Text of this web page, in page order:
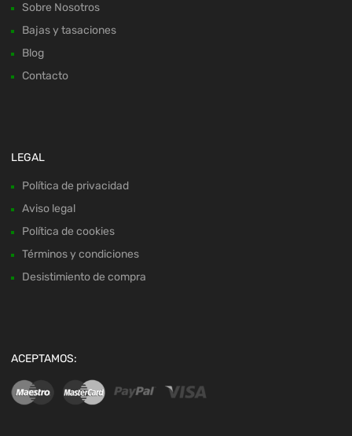
Sobre Nosotros
Bajas y tasaciones
Blog
Contacto
LEGAL
Política de privacidad
Aviso legal
Política de cookies
Términos y condiciones
Desistimiento de compra
ACEPTAMOS: